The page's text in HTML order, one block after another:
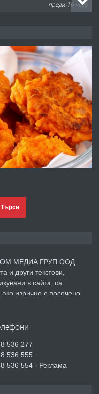
преди 16 часа
преди 16 часа
Орфей
преди 3 дни
на ул. Липа до
преди 4 дни
И
под наем
Търси
МЕДИА ГРУП ООД.
и други текстови,
в сайта, са
ако изрично е посочено
536 277
536 555
536 554 - Реклама